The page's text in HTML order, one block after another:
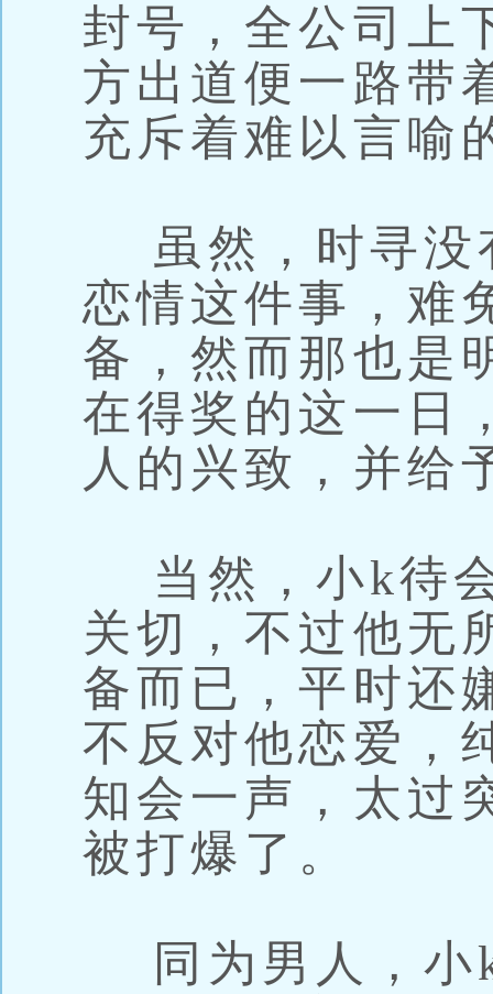
封号，全公司上
方出道便一路带
充斥着难以言喻
虽然，时寻没
恋情这件事，难
备，然而那也是
在得奖的这一日
人的兴致，并给
当然，小k待
关切，不过他无
备而已，平时还
不反对他恋爱，
知会一声，太过
被打爆了。
同为男人，小